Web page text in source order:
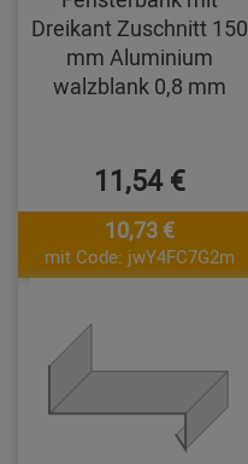
Dreikant Zuschnitt 150
mm Aluminium
walzblank 0,8 mm
11,54 €
10,73 €
mit Code: jwY4FC7G2m